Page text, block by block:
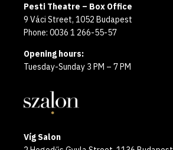
Pesti Theatre – Box Office
9 Váci Street, 1052 Budapest
Phone: 0036 1 266-55-57
Opening hours:
Tuesday-Sunday 3 PM – 7 PM
Víg Salon